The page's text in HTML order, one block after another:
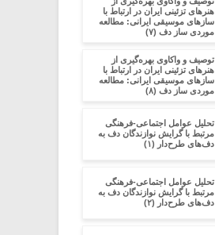
هنرهای تزئینی ایران در ارتباط با
سازهای موسیقی ایرانی: مطالعه
موردی ساز دف (۷)
توصیف و واکاوی بهره‌گیری از
هنرهای تزئینی ایران در ارتباط با
سازهای موسیقی ایرانی: مطالعه
موردی ساز دف (۸)
تحلیل عوامل اجتماعی-فرهنگی
مرتبط با گرایش نوازندگان دف به
دف‌های طرح‌دار (۱)
تحلیل عوامل اجتماعی-فرهنگی
مرتبط با گرایش نوازندگان دف به
دف‌های طرح‌دار (۲)